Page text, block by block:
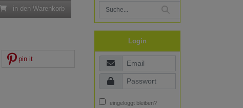
in den Warenkorb
pin it
Login
eingeloggt bleiben?